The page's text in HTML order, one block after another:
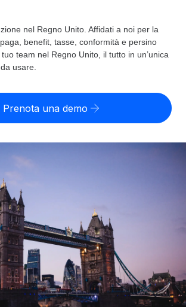
of Record
zero costi di entità locale
per la gestione HR e la
di supporto all’impiego per ogni Paese
Remote
globale nella tua piattaforma in modo
Login
nel Regno Unito. Affidati a noi per la
benefit, tasse, conformità e persino
team nel Regno Unito, il tutto in un’unica
usare.
Prenota una demo